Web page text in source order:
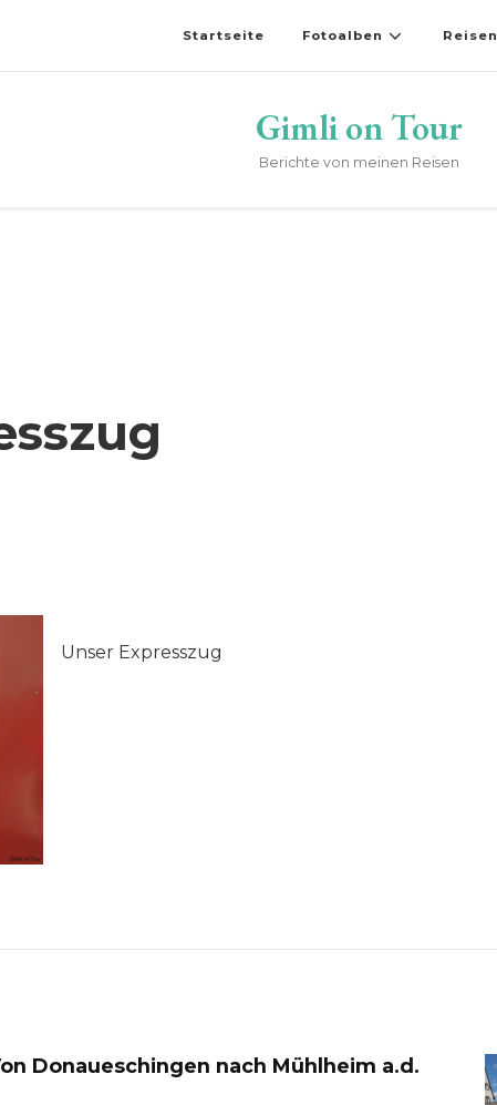
Startseite Fotoalben Reisen
Gimli on Tour
Berichte von meinen Reisen
Unser Expresszug
Donaueschingen nach Mühlheim a.d.